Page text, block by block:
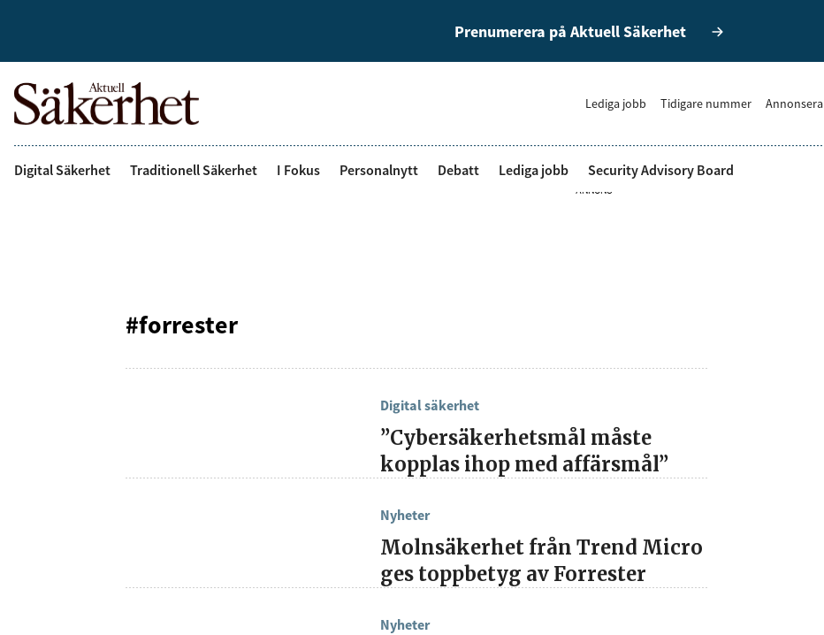
Prenumerera på Aktuell Säkerhet
Lediga jobb Tidigare nummer Annonsera
Digital Säkerhet Traditionell Säkerhet I Fokus Personalnytt Debatt Lediga jobb Security Advisory Board
ANNONS
#forrester
Digital säkerhet
”Cybersäkerhetsmål måste
kopplas ihop med affärsmål”
Nyheter
Molnsäkerhet från Trend Micro
ges toppbetyg av Forrester
Nyheter